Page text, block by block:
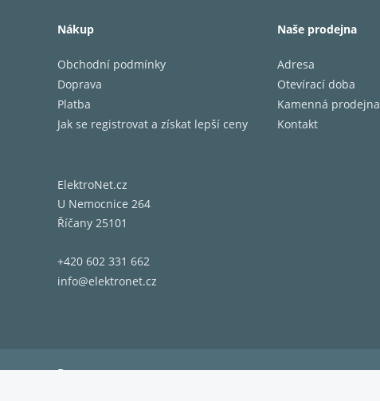
Nákup
Obchodní podmínky
Doprava
Platba
Jak se registrovat a získat lepší ceny
Naše prodejna
Adresa
Otevírací doba
Kamenná prodejna
Kontakt
ElektroNet.cz
U Nemocnice 264
Říčany 25101
+420 602 331 662
info@elektronet.cz
Doprava